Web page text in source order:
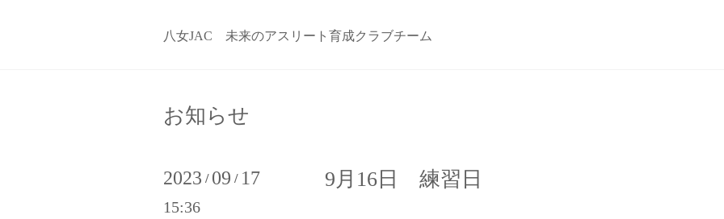
八女JAC 未来のアスリート育成クラブチーム
お知らせ
2023 / 09 / 17
15:36
9月16日 練習日